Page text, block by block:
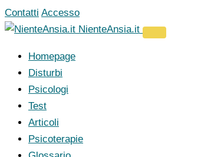
Vai
al
Contatti Accesso
NienteAnsia.it
Homepage
Disturbi
Psicologi
Test
Articoli
Psicoterapie